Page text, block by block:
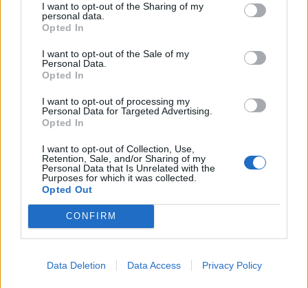
I want to opt-out of the Sharing of my
personal data.
Opted In
I want to opt-out of the Sale of my
Personal Data.
Opted In
I want to opt-out of processing my
Personal Data for Targeted Advertising.
Opted In
I want to opt-out of Collection, Use,
Retention, Sale, and/or Sharing of my
Personal Data that Is Unrelated with the
Purposes for which it was collected.
Opted Out
CONFIRM
Data Deletion Data Access Privacy Policy
százalék ez az arány.